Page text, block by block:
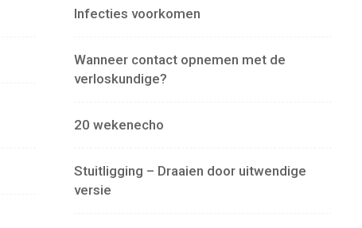
Infecties voorkomen
Wanneer contact opnemen met de
verloskundige?
20 wekenecho
Stuitligging – Draaien door uitwendige
versie